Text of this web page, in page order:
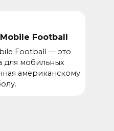
Football
Football — это
для мобильных
американскому